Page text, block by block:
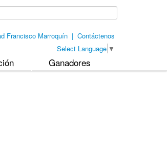
Francisco Marroquín | Contáctenos
Select Language ▼
Ganadores